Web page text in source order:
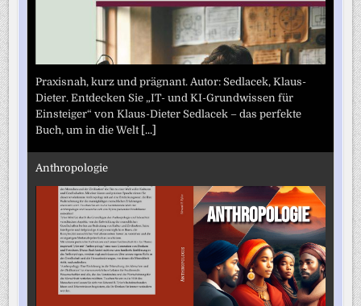
Praxisnah, kurz und prägnant. Autor: Sedlacek, Klaus-
Dieter. Entdecken Sie „IT- und KI-Grundwissen für
Einsteiger“ von Klaus-Dieter Sedlacek – das perfekte
Buch, um in die Welt [...]
Anthropologie